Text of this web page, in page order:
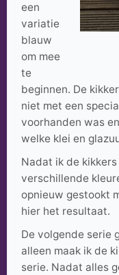
een
variatie
blauw
om mee
te
beginnen. De
niet met een
voorhanden was
welke klei en
Nadat ik de
verschillende
opnieuw gestookt
hier het resultaat.
De volgende serie
alleen maak ik de
serie. Nadat alles